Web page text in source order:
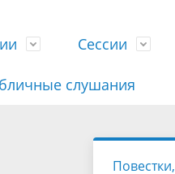
История
Сессии
Порядок
гражданами
Сведения о
имуществе,
слушания
Наша "Прямая